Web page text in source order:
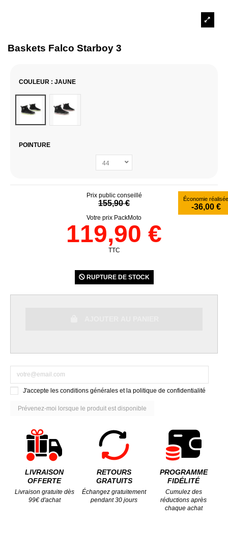
Baskets Falco Starboy 3
COULEUR : JAUNE
POINTURE
Prix public conseillé
155,90 € Économie réalisée
-36,00 €
Votre prix PackMoto
119,90 €
TTC
RUPTURE DE STOCK
J'accepte les conditions générales et la politique de confidentialité
LIVRAISON
OFFERTE
Livraison gratuite dès
99€ d'achat
RETOURS
GRATUITS
Échangez gratuitement
pendant 30 jours
PROGRAMME
FIDÉLITÉ
Cumulez des
réductions après
chaque achat